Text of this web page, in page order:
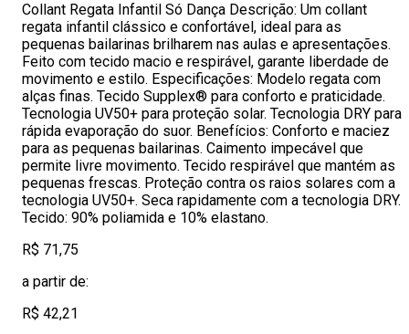
Collant Regata Infantil Só Dança Descrição: Um collant
regata infantil clássico e confortável, ideal para as
pequenas bailarinas brilharem nas aulas e apresentações.
Feito com tecido macio e respirável, garante liberdade de
movimento e estilo. Especificações: Modelo regata com
alças finas. Tecido Supplex® para conforto e praticidade.
Tecnologia UV50+ para proteção solar. Tecnologia DRY para
rápida evaporação do suor. Benefícios: Conforto e maciez
para as pequenas bailarinas. Caimento impecável que
permite livre movimento. Tecido respirável que mantém as
pequenas frescas. Proteção contra os raios solares com a
tecnologia UV50+. Seca rapidamente com a tecnologia DRY.
Tecido: 90% poliamida e 10% elastano.
R$ 71,75
a partir de:
R$ 42,21